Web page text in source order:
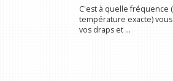
C'est à quelle fréquence
température exacte)
vos draps et ...